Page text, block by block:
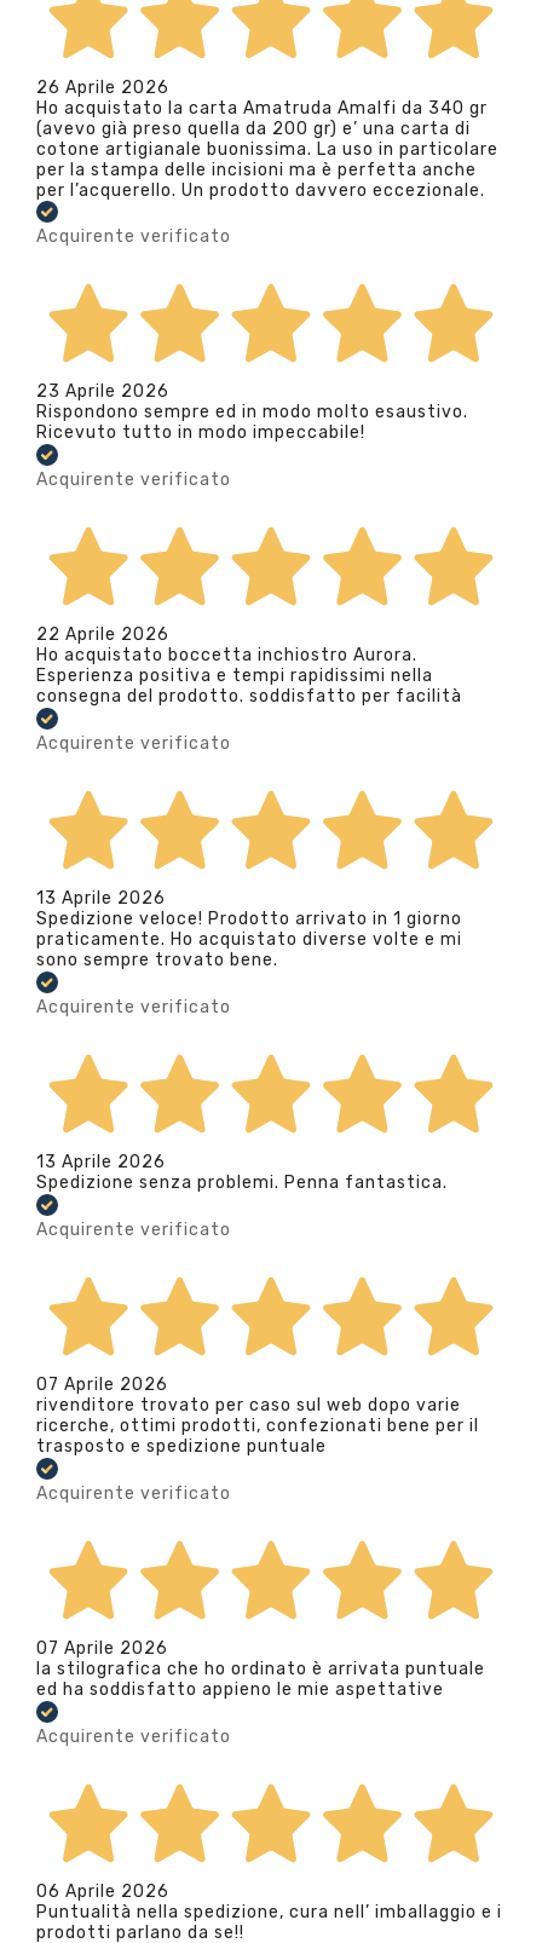
26 Aprile 2026
Ho acquistato la carta Amatruda Amalfi da 340 gr
(avevo già preso quella da 200 gr) e’ una carta di
cotone artigianale buonissima. La uso in particolare
per la stampa delle incisioni ma è perfetta anche
per l’acquerello. Un prodotto davvero eccezionale.
Acquirente verificato
23 Aprile 2026
Rispondono sempre ed in modo molto esaustivo.
Ricevuto tutto in modo impeccabile!
Acquirente verificato
22 Aprile 2026
Ho acquistato boccetta inchiostro Aurora.
Esperienza positiva e tempi rapidissimi nella
consegna del prodotto. soddisfatto per facilità
Acquirente verificato
13 Aprile 2026
Spedizione veloce! Prodotto arrivato in 1 giorno
praticamente. Ho acquistato diverse volte e mi
sono sempre trovato bene.
Acquirente verificato
13 Aprile 2026
Spedizione senza problemi. Penna fantastica.
Acquirente verificato
07 Aprile 2026
rivenditore trovato per caso sul web dopo varie
ricerche, ottimi prodotti, confezionati bene per il
trasposto e spedizione puntuale
Acquirente verificato
07 Aprile 2026
la stilografica che ho ordinato è arrivata puntuale
ed ha soddisfatto appieno le mie aspettative
Acquirente verificato
06 Aprile 2026
Puntualità nella spedizione, cura nell’ imballaggio e i
prodotti parlano da se!!